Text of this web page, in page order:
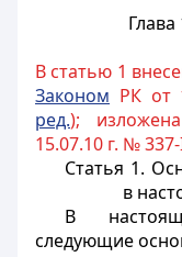
В статью 1
Законом РК от
ред.);
15.07.10 г. №
Статья 1.
в
В
следующие